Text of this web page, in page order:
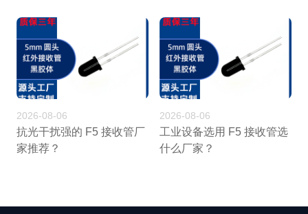
2026-08-06
抗光干扰强的 F5 接收管厂
家推荐？
2026-08-06
工业设备选用 F5 接收管选
什么厂家？